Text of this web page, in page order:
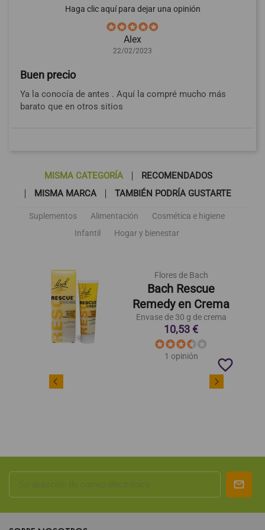
Haga clic aquí para dejar una opinión
Alex
22/02/2023
Buen precio
Ya la conocía de antes . Aquí la compré mucho más
barato que en otros sitios
MISMA CATEGORÍA
RECOMENDADOS
MISMA MARCA
TAMBIÉN PODRÍA GUSTARTE
Suplementos Alimentación
Cosmética e higiene
Infantil
Hogar y bienestar
Flores de Bach
Bach Rescue
Remedy en Crema
Envase de 30 g de crema
10,53 €
1 opinión
favorite_border